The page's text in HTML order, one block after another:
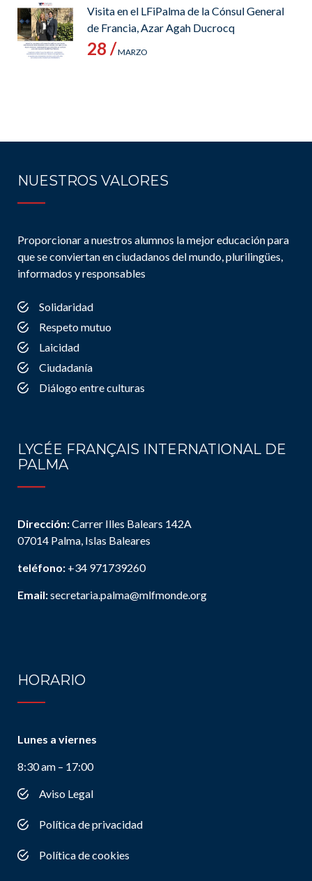
Visita en el LFiPalma de la Cónsul General
de Francia, Azar Agah Ducrocq
28 /MARZO
NUESTROS VALORES
Proporcionar a nuestros alumnos la mejor educación para
que se conviertan en ciudadanos del mundo, plurilingües,
informados y responsables
Solidaridad
Respeto mutuo
Laicidad
Ciudadanía
Diálogo entre culturas
LYCÉE FRANÇAIS INTERNATIONAL DE
PALMA
Dirección:Carrer Illes Balears 142A
07014 Palma, Islas Baleares
teléfono: +34 971739260
Email:secretaria.palma@mlfmonde.org
HORARIO
Lunes a viernes
8:30 am – 17:00
Aviso Legal
Política de privacidad
Política de cookies